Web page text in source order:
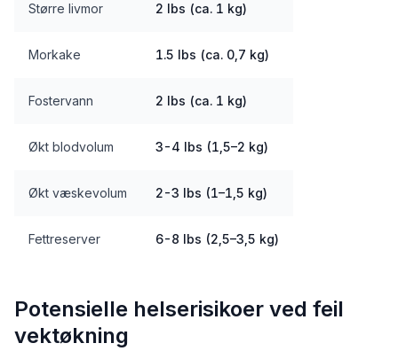
Større livmor 2 lbs (ca. 1 kg)
Morkake 1.5 lbs (ca. 0,7 kg)
Fostervann 2 lbs (ca. 1 kg)
Økt blodvolum 3-4 lbs (1,5–2 kg)
Økt væskevolum 2-3 lbs (1–1,5 kg)
Fettreserver 6-8 lbs (2,5–3,5 kg)
Potensielle helserisikoer ved feil
vektøkning